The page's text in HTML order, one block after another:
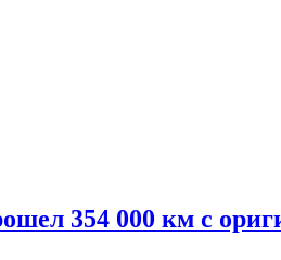
354 000 км с